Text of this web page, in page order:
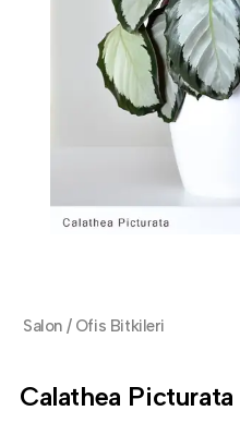
Salon / Ofis Bitkileri
Calathea